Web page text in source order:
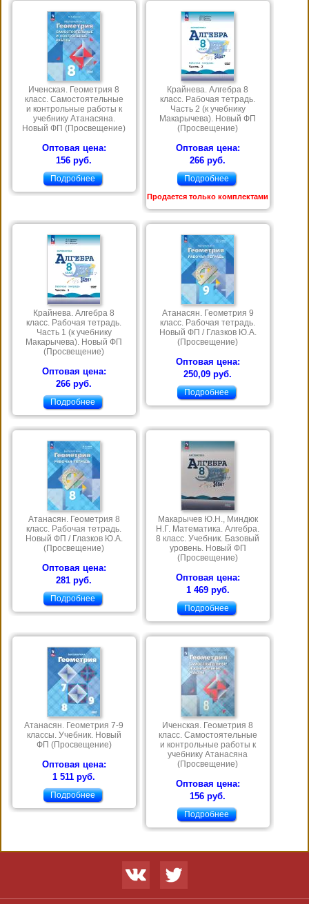
Иченская. Геометрия 8
класс. Самостоятельные
и контрольные работы к
учебнику Атанасяна.
Новый ФП (Просвещение)
Оптовая цена:
156 руб.
Подробнее
Крайнева. Алгебра 8
класс. Рабочая тетрадь.
Часть 2 (к учебнику
Макарычева). Новый ФП
(Просвещение)
Оптовая цена:
266 руб.
Подробнее
Продается только комплектами
Крайнева. Алгебра 8
класс. Рабочая тетрадь.
Часть 1 (к учебнику
Макарычева). Новый ФП
(Просвещение)
Оптовая цена:
266 руб.
Подробнее
Атанасян. Геометрия 9
класс. Рабочая тетрадь.
Новый ФП / Глазков Ю.А.
(Просвещение)
Оптовая цена:
250,09 руб.
Подробнее
Атанасян. Геометрия 8
класс. Рабочая тетрадь.
Новый ФП / Глазков Ю.А.
(Просвещение)
Оптовая цена:
281 руб.
Подробнее
Макарычев Ю.Н., Миндюк
Н.Г. Математика. Алгебра.
8 класс. Учебник. Базовый
уровень. Новый ФП
(Просвещение)
Оптовая цена:
1 469 руб.
Подробнее
Атанасян. Геометрия 7-9
классы. Учебник. Новый
ФП (Просвещение)
Оптовая цена:
1 511 руб.
Подробнее
Иченская. Геометрия 8
класс. Самостоятельные
и контрольные работы к
учебнику Атанасяна
(Просвещение)
Оптовая цена:
156 руб.
Подробнее